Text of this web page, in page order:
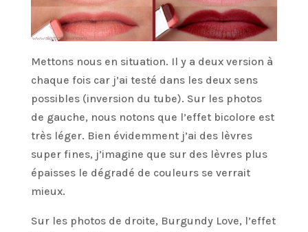
Mettons nous en situation. Il y a deux version à
chaque fois car j’ai testé dans les deux sens
possibles (inversion du tube). Sur les photos
de gauche, nous notons que l’effet bicolore est
très léger. Bien évidemment j’ai des lèvres
super fines, j’imagine que sur des lèvres plus
épaisses le dégradé de couleurs se verrait
mieux.
Sur les photos de droite, Burgundy Love, l’effet